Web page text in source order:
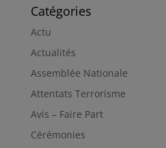
Catégories
Actu
Actualités
Assemblée Nationale
Attentats Terrorisme
Avis – Faire Part
Cérémonies